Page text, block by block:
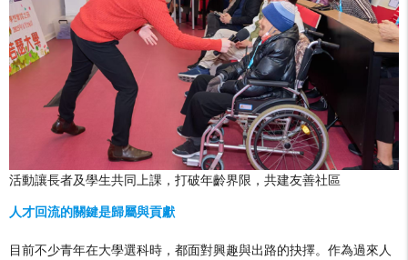
活動讓長者及學生共同上課，打破年齡界限，共建友善社區
人才回流的關鍵是歸屬與貢獻
目前不少青年在大學選科時，都面對興趣與出路的抉擇。作為過來人